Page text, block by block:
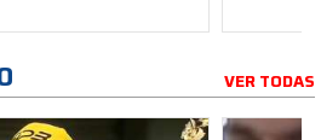
VER TODAS